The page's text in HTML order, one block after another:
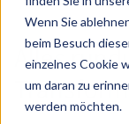
Wenn Sie
beim Besuch
einzelnes Cookie
um daran zu
werden möchten.
Alles